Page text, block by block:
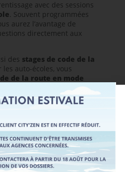
avec des sessions
. Souvent programmées
aurez l’avantage de
directement aux
des stages de code de la
les auto-écoles, vous
de la route en mode
jours. Les stages de code
de révision à faire
l’examen.
de réviser en ligne,
partout en France
City Zenpour vous
à apprendre le code.